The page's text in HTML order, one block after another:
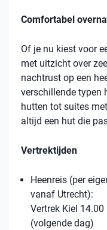
Comfortabel
Of je nu kiest voor
met uitzicht over
nachtrust op een
verschillende typen
hutten tot suites
altijd een hut die
Vertrektijden
Heenreis (per
vanaf Utrecht):
Vertrek Kiel
(volgende dag)